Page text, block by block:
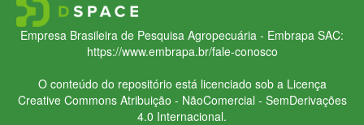
Empresa Brasileira de Pesquisa Agropecuária - Embrapa SAC:
https://www.embrapa.br/fale-conosco
O conteúdo do repositório está licenciado sob a Licença
Creative CommonsAtribuição - NãoComercial - SemDerivações
4.0 Internacional.